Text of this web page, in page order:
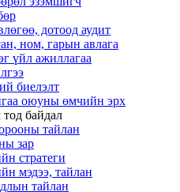
дотоод аудит
ном, гарын авлага
үйл ажиллагаа
биелэлт
оюуны өмчийн эрх
байдал
тайлан
зар
стратеги
мэдээ, тайлан
тайлан